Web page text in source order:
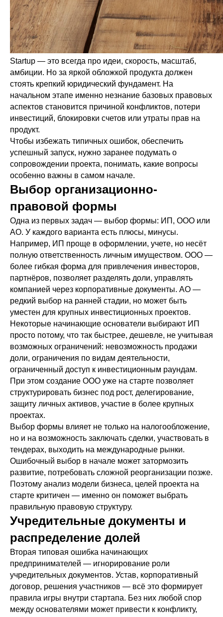
Startup — это всегда про идеи, скорость, масштаб,
амбиции. Но за яркой обложкой продукта должен
стоять крепкий юридический фундамент. На
начальном этапе именно незнание базовых правовых
аспектов становится причиной конфликтов, потери
инвестиций, блокировки счетов или утраты прав на
продукт.
Чтобы избежать типичных ошибок, обеспечить
успешный запуск, нужно заранее подумать о
сопровождении проекта, понимать, какие вопросы
особенно важны в самом начале.
Выбор организационно-
правовой формы
Одна из первых задач — выбор формы: ИП, ООО или
АО. У каждого варианта есть плюсы, минусы.
Например, ИП проще в оформлении, учете, но несёт
полную ответственность личным имуществом. ООО —
более гибкая форма для привлечения инвесторов,
партнёров, позволяет разделять доли, управлять
компанией через корпоративные документы. АО —
редкий выбор на ранней стадии, но может быть
уместен для крупных инвестиционных проектов.
Некоторые начинающие основатели выбирают ИП
просто потому, что так быстрее, дешевле, не учитывая
возможных ограничений: невозможность продажи
доли, ограничения по видам деятельности,
ограниченный доступ к инвестиционным раундам.
При этом создание ООО уже на старте позволяет
структурировать бизнес под рост, делегирование,
защиту личных активов, участие в более крупных
проектах.
Выбор формы влияет не только на налогообложение,
но и на возможность заключать сделки, участвовать в
тендерах, выходить на международные рынки.
Ошибочный выбор в начале может затормозить
развитие, потребовать сложной реорганизации позже.
Поэтому анализ модели бизнеса, целей проекта на
старте критичен — именно он поможет выбрать
правильную правовую структуру.
Учредительные документы и
распределение долей
Вторая типовая ошибка начинающих
предпринимателей — игнорирование роли
учредительных документов. Устав, корпоративный
договор, решения участников — всё это формирует
правила игры внутри стартапа. Без них любой спор
между основателями может привести к конфликту,